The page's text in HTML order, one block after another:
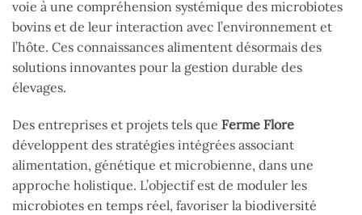
voie à une compréhension systémique des microbiotes
bovins et de leur interaction avec l’environnement et
l’hôte. Ces connaissances alimentent désormais des
solutions innovantes pour la gestion durable des
élevages.
Des entreprises et projets tels que Ferme Flore
développent des stratégies intégrées associant
alimentation, génétique et microbienne, dans une
approche holistique. L’objectif est de moduler les
microbiotes en temps réel, favoriser la biodiversité